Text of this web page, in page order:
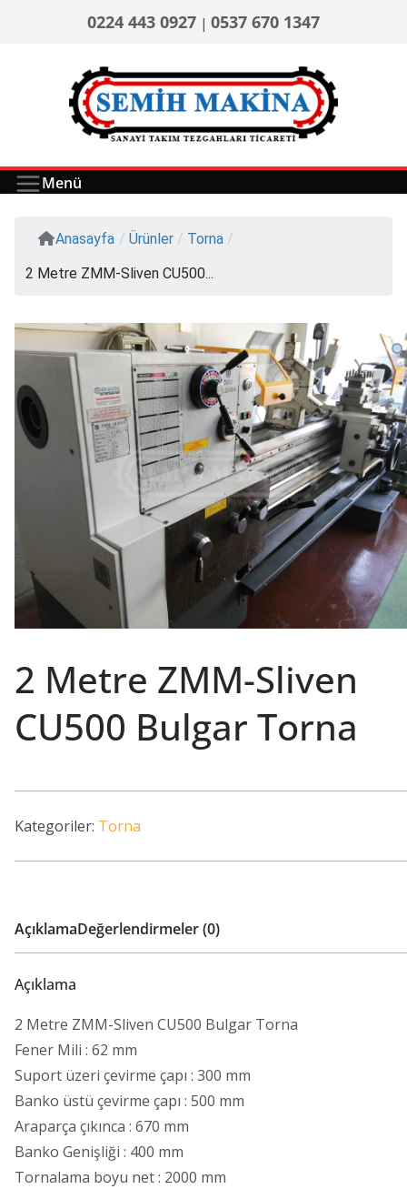
0224 443 0927 | 0537 670 1347
Menü
Anasayfa / Ürünler / Torna /
2 Metre ZMM-Sliven CU500...
2 Metre ZMM-Sliven
CU500 Bulgar Torna
Kategoriler: Torna
AçıklamaDeğerlendirmeler (0)
Açıklama
2 Metre ZMM-Sliven CU500 Bulgar Torna
Fener Mili : 62 mm
Suport üzeri çevirme çapı : 300 mm
Banko üstü çevirme çapı : 500 mm
Araparça çıkınca : 670 mm
Banko Genişliği : 400 mm
Tornalama boyu net : 2000 mm